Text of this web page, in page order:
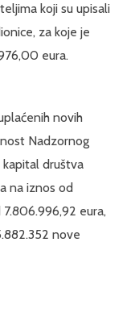
koji su upisali
za koje je
eura.
novih
Nadzornog
društva
na iznos od
eura,
nove